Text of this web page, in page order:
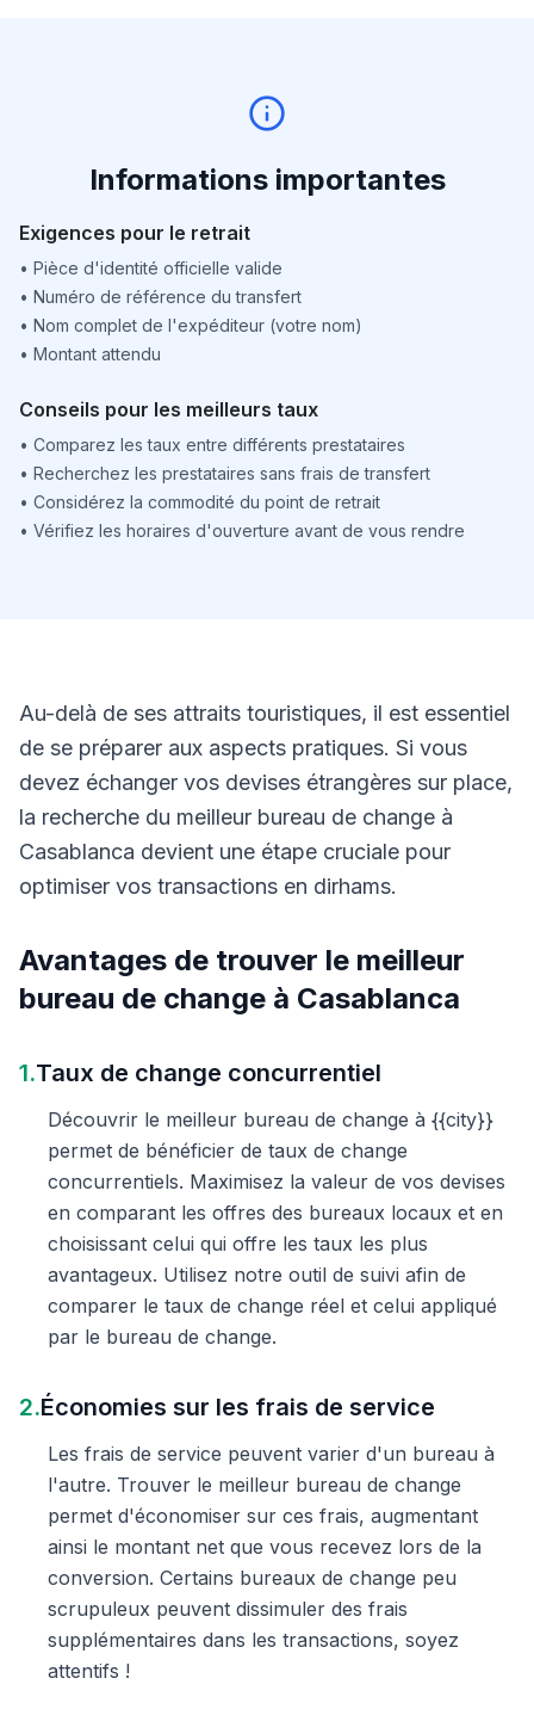
Informations importantes
Exigences pour le retrait
• Pièce d'identité officielle valide
• Numéro de référence du transfert
• Nom complet de l'expéditeur (votre nom)
• Montant attendu
Conseils pour les meilleurs taux
• Comparez les taux entre différents prestataires
• Recherchez les prestataires sans frais de transfert
• Considérez la commodité du point de retrait
• Vérifiez les horaires d'ouverture avant de vous rendre
Au-delà de ses attraits touristiques, il est essentiel
de se préparer aux aspects pratiques. Si vous
devez échanger vos devises étrangères sur place,
la recherche du meilleur bureau de change à
Casablanca devient une étape cruciale pour
optimiser vos transactions en dirhams.
Avantages de trouver le meilleur
bureau de change à Casablanca
1.Taux de change concurrentiel
Découvrir le meilleur bureau de change à {{city}}
permet de bénéficier de taux de change
concurrentiels. Maximisez la valeur de vos devises
en comparant les offres des bureaux locaux et en
choisissant celui qui offre les taux les plus
avantageux. Utilisez notre outil de suivi afin de
comparer le taux de change réel et celui appliqué
par le bureau de change.
2.Économies sur les frais de service
Les frais de service peuvent varier d'un bureau à
l'autre. Trouver le meilleur bureau de change
permet d'économiser sur ces frais, augmentant
ainsi le montant net que vous recevez lors de la
conversion. Certains bureaux de change peu
scrupuleux peuvent dissimuler des frais
supplémentaires dans les transactions, soyez
attentifs !